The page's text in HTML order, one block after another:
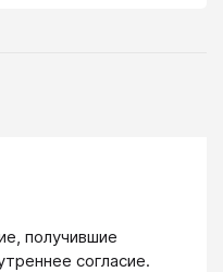
получившие
согласие.